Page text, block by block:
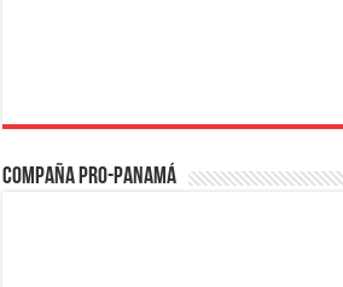
Compaña PRO-Panamá